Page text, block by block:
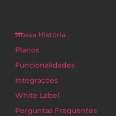
Nossa História
Planos
Funcionalidades
Integrações
White Label
Perguntas Frequentes